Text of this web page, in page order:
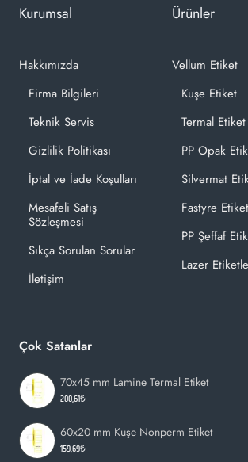
Kurumsal
Hakkımızda
Firma Bilgileri
Teknik Servis
Gizlilik Politikası
İptal ve İade Koşulları
Mesafeli Satış
Sözleşmesi
Sıkça Sorulan Sorular
İletişim
Ürünler
Vellum Etiket
Kuşe Etiket
Termal Etiket
PP Opak
Silvermat
Fastyre Etiket
PP Şeffaf
Lazer
Çok Satanlar
70x45 mm Lamine Termal Etiket
200,61₺
60x20 mm Kuşe Nonperm Etiket
159,69₺